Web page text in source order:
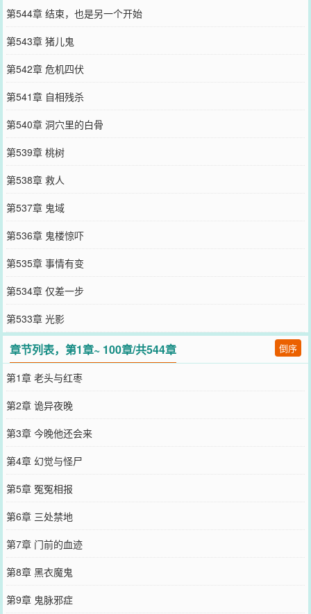
第544章 结束，也是另一个开始
第543章 猪儿鬼
第542章 危机四伏
第541章 自相残杀
第540章 洞穴里的白骨
第539章 桃树
第538章 救人
第537章 鬼域
第536章 鬼楼惊吓
第535章 事情有变
第534章 仅差一步
第533章 光影
章节列表，第1章~ 100章/共544章 倒序
第1章 老头与红枣
第2章 诡异夜晚
第3章 今晚他还会来
第4章 幻觉与怪尸
第5章 冤冤相报
第6章 三处禁地
第7章 门前的血迹
第8章 黑衣魔鬼
第9章 鬼脉邪症